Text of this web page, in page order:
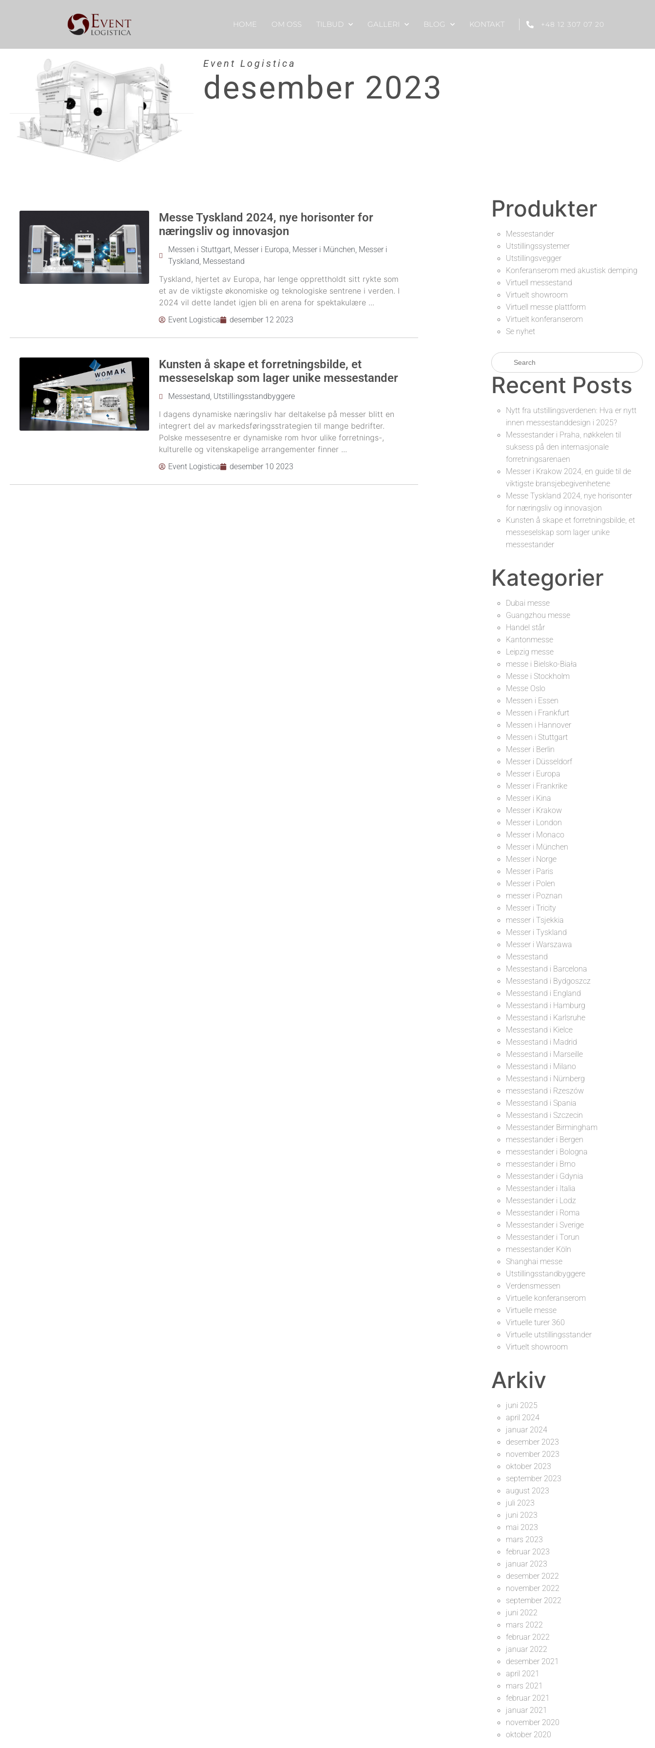
HOME OM OSS TILBUD GALLERI BLOG KONTAKT +48 12 307 07 20
Event Logistica
desember 2023
Messe Tyskland 2024, nye horisonter for
næringsliv og innovasjon
Messen i Stuttgart, Messer i Europa, Messer i München, Messer i
Tyskland, Messestand
Tyskland, hjertet av Europa, har lenge opprettholdt sitt rykte som
et av de viktigste økonomiske og teknologiske sentrene i verden. I
2024 vil dette landet igjen bli en arena for spektakulære ...
Event Logistica desember 12 2023
Kunsten å skape et forretningsbilde, et
messeselskap som lager unike messestander
Messestand, Utstillingsstandbyggere
I dagens dynamiske næringsliv har deltakelse på messer blitt en
integrert del av markedsføringsstrategien til mange bedrifter.
Polske messesentre er dynamiske rom hvor ulike forretnings-,
kulturelle og vitenskapelige arrangementer finner ...
Event Logistica desember 10 2023
Produkter
Messestander
Utstillingssystemer
Utstillingsvegger
Konferanserom med akustisk demping
Virtuell messestand
Virtuelt showroom
Virtuell messe plattform
Virtuelt konferanserom
Se nyhet
Recent Posts
Nytt fra utstillingsverdenen: Hva er nytt
innen messestanddesign i 2025?
Messestander i Praha, nøkkelen til
suksess på den internasjonale
forretningsarenaen
Messer i Krakow 2024, en guide til de
viktigste bransjebegivenhetene
Messe Tyskland 2024, nye horisonter
for næringsliv og innovasjon
Kunsten å skape et forretningsbilde, et
messeselskap som lager unike
messestander
Kategorier
Dubai messe
Guangzhou messe
Handel står
Kantonmesse
Leipzig messe
messe i Bielsko-Biała
Messe i Stockholm
Messe Oslo
Messen i Essen
Messen i Frankfurt
Messen i Hannover
Messen i Stuttgart
Messer i Berlin
Messer i Düsseldorf
Messer i Europa
Messer i Frankrike
Messer i Kina
Messer i Krakow
Messer i London
Messer i Monaco
Messer i München
Messer i Norge
Messer i Paris
Messer i Polen
messer i Poznan
Messer i Tricity
messer i Tsjekkia
Messer i Tyskland
Messer i Warszawa
Messestand
Messestand i Barcelona
Messestand i Bydgoszcz
Messestand i England
Messestand i Hamburg
Messestand i Karlsruhe
Messestand i Kielce
Messestand i Madrid
Messestand i Marseille
Messestand i Milano
Messestand i Nürnberg
messestand i Rzeszów
Messestand i Spania
Messestand i Szczecin
Messestander Birmingham
messestander i Bergen
messestander i Bologna
messestander i Brno
Messestander i Gdynia
Messestander i Italia
Messestander i Lodz
Messestander i Roma
Messestander i Sverige
Messestander i Torun
messestander Köln
Shanghai messe
Utstillingsstandbyggere
Verdensmessen
Virtuelle konferanserom
Virtuelle messe
Virtuelle turer 360
Virtuelle utstillingsstander
Virtuelt showroom
Arkiv
juni 2025
april 2024
januar 2024
desember 2023
november 2023
oktober 2023
september 2023
august 2023
juli 2023
juni 2023
mai 2023
mars 2023
februar 2023
januar 2023
desember 2022
november 2022
september 2022
juni 2022
mars 2022
februar 2022
januar 2022
desember 2021
april 2021
mars 2021
februar 2021
januar 2021
november 2020
oktober 2020